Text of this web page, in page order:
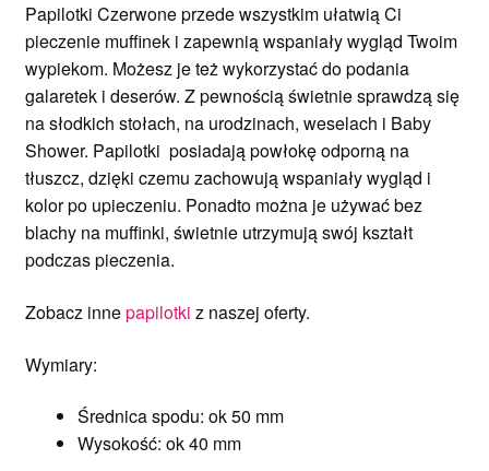
Papilotki Czerwone przede wszystkim ułatwią Ci
pieczenie muffinek i zapewnią wspaniały wygląd Twoim
wypiekom. Możesz je też wykorzystać do podania
galaretek i deserów. Z pewnością świetnie sprawdzą się
na słodkich stołach, na urodzinach, weselach i Baby
Shower. Papilotki posiadają powłokę odporną na
tłuszcz, dzięki czemu zachowują wspaniały wygląd i
kolor po upieczeniu. Ponadto można je używać bez
blachy na muffinki, świetnie utrzymują swój kształt
podczas pieczenia.
Zobacz innepapilotki z naszej oferty.
Wymiary:
Średnica spodu: ok 50 mm
Wysokość: ok 40 mm